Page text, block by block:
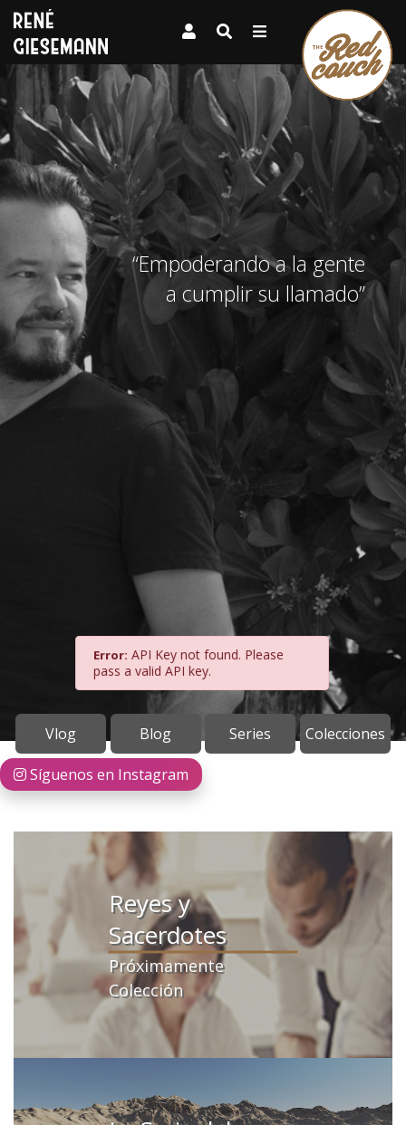
“Empoderando a la gente
a cumplir su llamado”
Error: API Key not found. Please
pass a valid API key.
Vlog Blog Series Colecciones
Síguenos en Instagram
Reyes y
Sacerdotes
Próximamente
Colección